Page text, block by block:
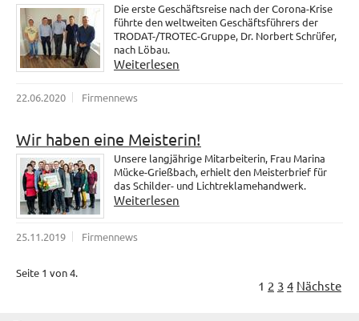
Die erste Geschäftsreise nach der Corona-Krise
führte den weltweiten Geschäftsführers der
TRODAT-/TROTEC-Gruppe, Dr. Norbert Schrüfer,
nach Löbau.
Weiterlesen
22.06.2020 Firmennews
Wir haben eine Meisterin!
Unsere langjährige Mitarbeiterin, Frau Marina
Mücke-Grießbach, erhielt den Meisterbrief für
das Schilder- und Lichtreklamehandwerk.
Weiterlesen
25.11.2019 Firmennews
Seite 1 von 4.
1 2 3 4 Nächste